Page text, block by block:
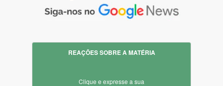
REAÇÕES SOBRE A MATÉRIA
Clique e expresse a sua